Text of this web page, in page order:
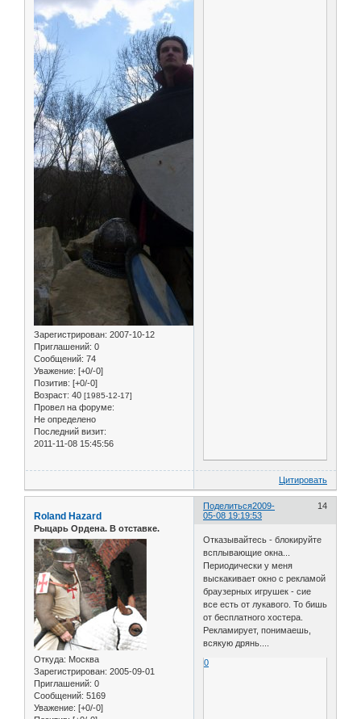
Зарегистрирован: 2007-10-12
Приглашений: 0
Сообщений: 74
Уважение: [+0/-0]
Позитив: [+0/-0]
Возраст: 40 [1985-12-17]
Провел на форуме:
Не определено
Последний визит:
2011-11-08 15:45:56
Цитировать
Поделиться 14
2009-
05-08 19:19:53
Roland Hazard
Рыцарь Ордена. В отставке.
Откуда: Москва
Зарегистрирован: 2005-09-01
Приглашений: 0
Сообщений: 5169
Уважение: [+0/-0]
Отказывайтесь - блокируйте
всплывающие окна...
Периодически у меня
выскакивает окно с рекламой
браузерных игрушек - сие
все есть от лукавого. То бишь
от бесплатного хостера.
Рекламирует, понимаешь,
всякую дрянь....
0